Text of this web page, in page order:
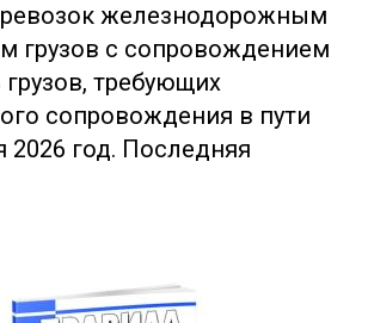
железнодорожным
грузов с сопровождением
требующих
сопровождения в пути
2026 год. Последняя